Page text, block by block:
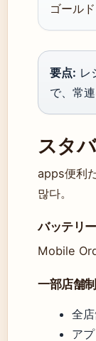
ゴール
要点: レ
で、常
スタ
apps便利
많다。
バッテリ
Mobile
一部店舗
全
ア